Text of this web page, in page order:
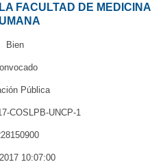
FACULTAD DE MEDICINA
Bien
Pública
COSLPB-UNCP-1
10:07:00